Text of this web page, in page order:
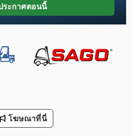
ระกาศตอนนี้
โฆษณาที่นี่